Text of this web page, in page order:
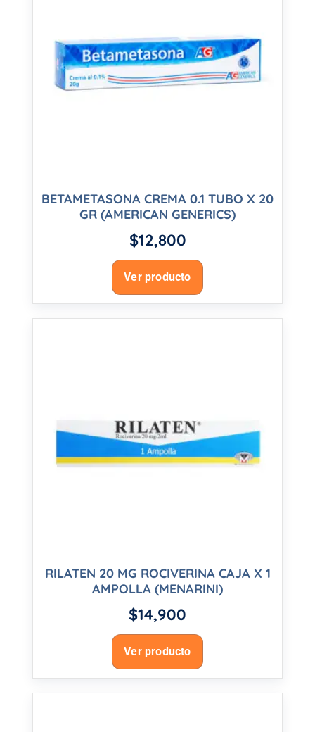
BETAMETASONA CREMA 0.1 TUBO X 20
GR (AMERICAN GENERICS)
$12,800
Ver producto
RILATEN 20 MG ROCIVERINA CAJA X 1
AMPOLLA (MENARINI)
$14,900
Ver producto